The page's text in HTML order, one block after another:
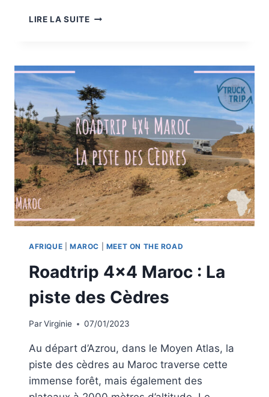
LIRE LA SUITEROADTRIP
LE
AFRIQUE MAROC MEET ON THE ROAD
Roadtrip 4×4 Maroc : La
piste des Cèdres
ParVirginie 07/01/2023
Au départ d’Azrou, dans le Moyen Atlas, la
piste des cèdres au Maroc traverse cette
immense forêt, mais également des